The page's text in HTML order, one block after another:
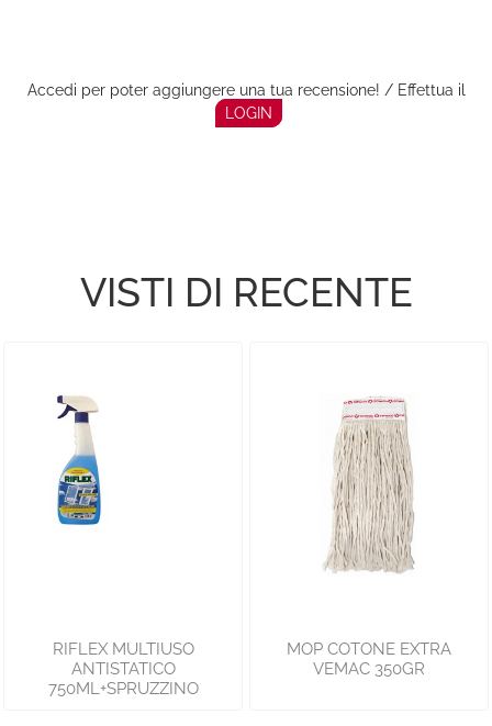
Accedi per poter aggiungere una tua recensione! / Effettua il
LOGIN
VISTI DI RECENTE
RIFLEX MULTIUSO
ANTISTATICO
750ML+SPRUZZINO
MOP COTONE EXTRA
VEMAC 350GR